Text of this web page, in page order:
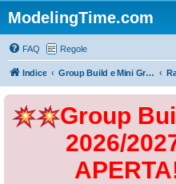
ModelingTime.com
FAQ Regole
Indice Group Build e Mini Group Build
Group
2026/